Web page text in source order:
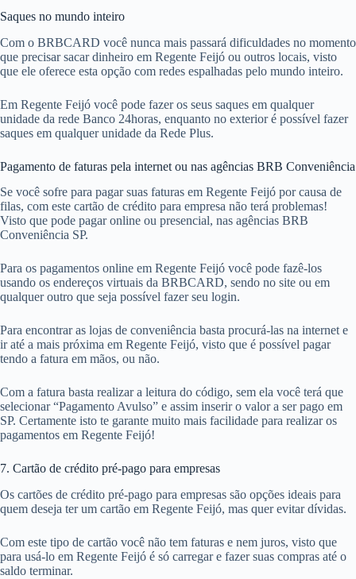
Saques no mundo inteiro
Com o BRBCARD você nunca mais passará dificuldades no momento
que precisar sacar dinheiro em Regente Feijó ou outros locais, visto
que ele oferece esta opção com redes espalhadas pelo mundo inteiro.
Em Regente Feijó você pode fazer os seus saques em qualquer
unidade da rede Banco 24horas, enquanto no exterior é possível fazer
saques em qualquer unidade da Rede Plus.
Pagamento de faturas pela internet ou nas agências BRB Conveniência
Se você sofre para pagar suas faturas em Regente Feijó por causa de
filas, com este cartão de crédito para empresa não terá problemas!
Visto que pode pagar online ou presencial, nas agências BRB
Conveniência SP.
Para os pagamentos online em Regente Feijó você pode fazê-los
usando os endereços virtuais da BRBCARD, sendo no site ou em
qualquer outro que seja possível fazer seu login.
Para encontrar as lojas de conveniência basta procurá-las na internet e
ir até a mais próxima em Regente Feijó, visto que é possível pagar
tendo a fatura em mãos, ou não.
Com a fatura basta realizar a leitura do código, sem ela você terá que
selecionar “Pagamento Avulso” e assim inserir o valor a ser pago em
SP. Certamente isto te garante muito mais facilidade para realizar os
pagamentos em Regente Feijó!
7. Cartão de crédito pré-pago para empresas
Os cartões de crédito pré-pago para empresas são opções ideais para
quem deseja ter um cartão em Regente Feijó, mas quer evitar dívidas.
Com este tipo de cartão você não tem faturas e nem juros, visto que
para usá-lo em Regente Feijó é só carregar e fazer suas compras até o
saldo terminar.